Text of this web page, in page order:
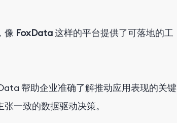
像 FoxData这样的平台提供了可落地的工
帮助企业准确了解推动应用表现的关键
一致的数据驱动决策。